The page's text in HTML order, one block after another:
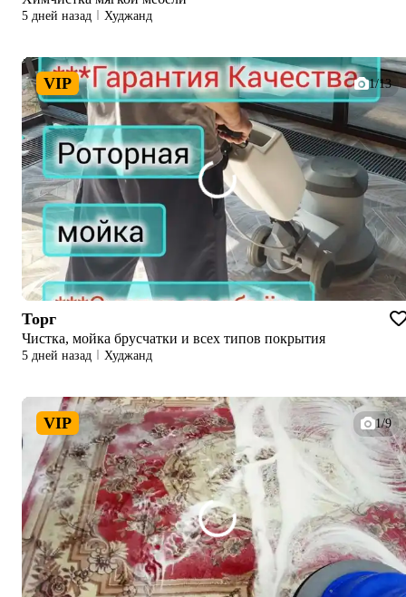
5 дней назад Худжанд
VIP 1/13
Торг
Чистка, мойка брусчатки и всех типов покрытия
5 дней назад Худжанд
VIP 1/9